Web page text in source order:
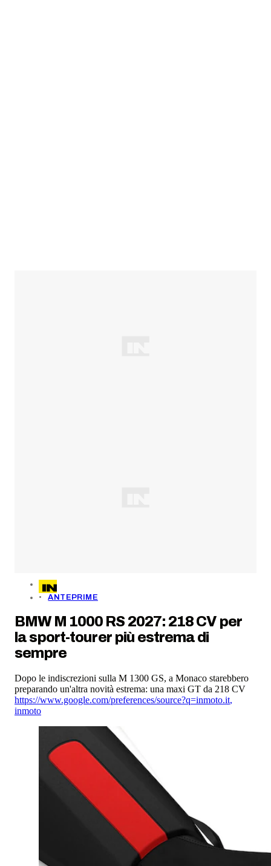
ANTEPRIME
BMW M 1000 RS 2027: 218 CV per
la sport-tourer più estrema di
sempre
Dopo le indiscrezioni sulla M 1300 GS, a Monaco starebbero
preparando un'altra novità estrema: una maxi GT da 218 CV
https://www.google.com/preferences/source?q=inmoto.it,
inmoto